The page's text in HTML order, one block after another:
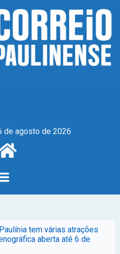
de agosto de 2026
tem várias atrações
aberta até 6 de